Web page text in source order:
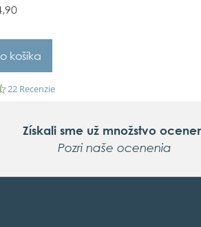
4.7
22 Recenzie
Získali sme už množstvo
Pozri naše ocenenia